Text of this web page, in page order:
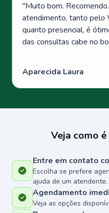
"Muito bom.
atendimento, tanto pelo
quanto presencial, é
das consultas cabe no
Aparecida Laura
Veja como
Entre em contato
Escolha se prefere
ajuda de um atendente.
Agendamento
Veja as opções